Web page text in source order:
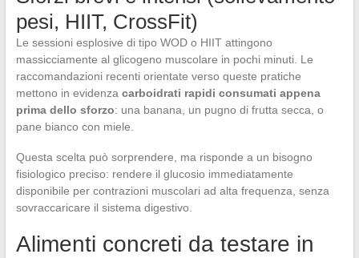
pesi, HIIT, CrossFit)
Le sessioni esplosive di tipo WOD o HIIT attingono
massicciamente al glicogeno muscolare in pochi minuti. Le
raccomandazioni recenti orientate verso queste pratiche
mettono in evidenza carboidrati rapidi consumati appena
prima dello sforzo: una banana, un pugno di frutta secca, o
pane bianco con miele.
Questa scelta può sorprendere, ma risponde a un bisogno
fisiologico preciso: rendere il glucosio immediatamente
disponibile per contrazioni muscolari ad alta frequenza, senza
sovraccaricare il sistema digestivo.
Alimenti concreti da testare in